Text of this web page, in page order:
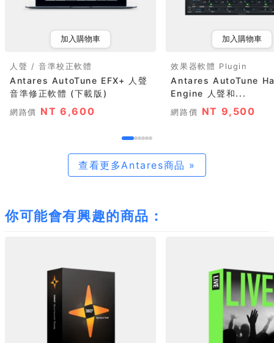
加入購物車
人聲 / 音準校正軟體
Antares AutoTune EFX+ 人聲
音準修正軟體 (下載版)
網路價 NT 6,600
加入購物車
效果器軟體 Plugin
Antares AutoTune
Engine 人聲和...
網路價 NT 9,500
查看更多Antares商品 »
你可能會有興趣的商品：